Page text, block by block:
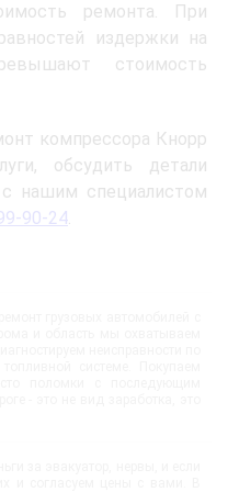
ремонта. При
издержки на
стоимость
компрессора Кнорр
обсудить детали
с нашим специалистом
90-24.